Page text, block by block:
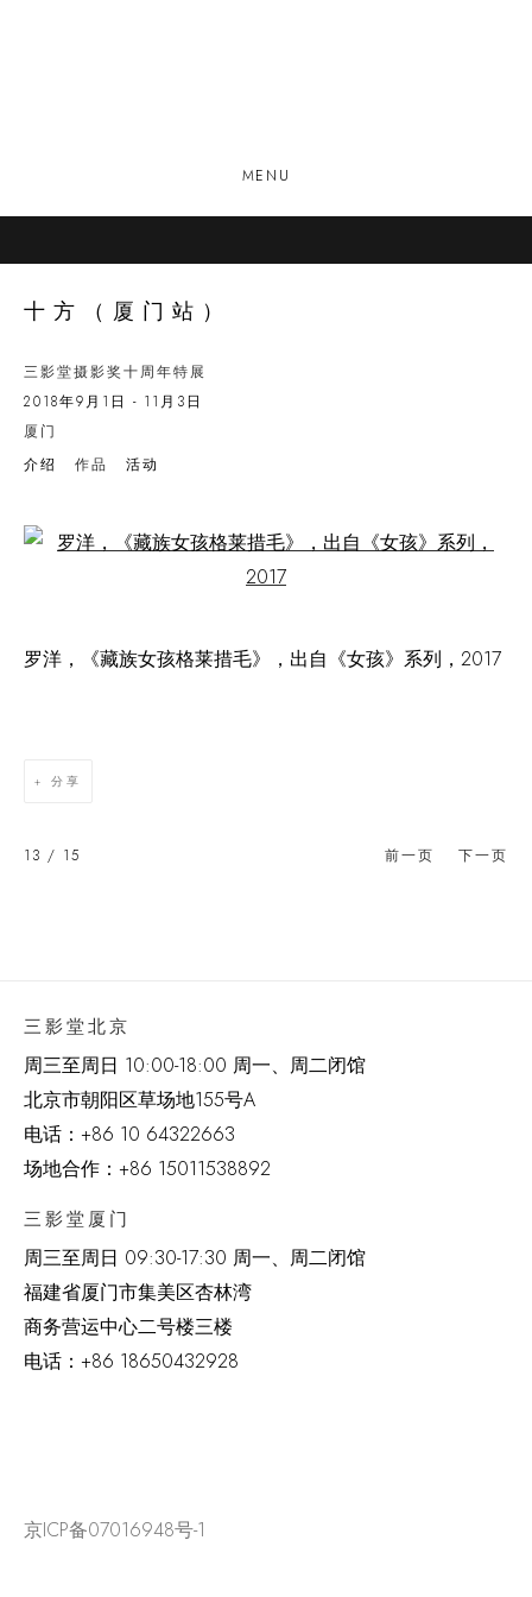
MENU
十方（厦门站）
三影堂摄影奖十周年特展
2018年9月1日 - 11月3日
厦门
介绍
作品 活动
Open a larger version of the following image in a popup:
罗洋，《藏族女孩格莱措毛》，出自《女孩》系列，2017
分享
前一页 下一页
13 / 15
三影堂北京
周三至周日 10:00-18:00 周一、周二闭馆
北京市朝阳区草场地155号A
电话： +86 10 64322663
场地合作：+86 15011538892
三影堂厦门
周三至周日 09:30-17:30 周一、周二闭馆
福建省厦门市集美区杏林湾
商务营运中心二号楼三楼
电话： +86 18650432928
京ICP备07016948号-1